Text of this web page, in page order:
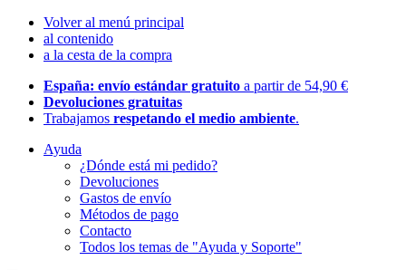
Volver al menú principal
al contenido
a la cesta de la compra
España: envío estándar gratuito a partir de 54,90 €
Devoluciones gratuitas
Trabajamos respetando el medio ambiente.
Ayuda
¿Dónde está mi pedido?
Devoluciones
Gastos de envío
Métodos de pago
Contacto
Todos los temas de "Ayuda y Soporte"